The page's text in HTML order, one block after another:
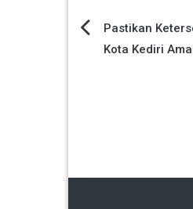
Navigasi
Pastikan
Kota Kediri